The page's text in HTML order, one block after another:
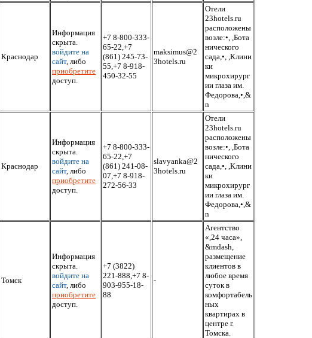
Краснодар
Информация
скрыта.
войдите на
сайт, либо
приобретите
доступ.
+7 8-800-333-
65-22,+7
(861) 245-73-
55,+7 8-918-
450-32-55
maksimus@2
3hotels.ru
Отели
23hotels.ru
расположены
возле:•, ,Бота
нического
сада,•, ,Клини
ки
микрохирург
ии глаза им.
Федорова,•,&
n
Краснодар
Информация
скрыта.
войдите на
сайт, либо
приобретите
доступ.
+7 8-800-333-
65-22,+7
(861) 241-08-
07,+7 8-918-
272-56-33
slavyanka@2
3hotels.ru
Отели
23hotels.ru
расположены
возле:•, ,Бота
нического
сада,•, ,Клини
ки
микрохирург
ии глаза им.
Федорова,•,&
n
Томск
Информация
скрыта.
войдите на
сайт, либо
приобретите
доступ.
+7 (3822)
221-888,+7 8-
903-955-18-
88
-
Агентство
«,24 часа»,
&mdash,
размещение
клиентов в
любое время
суток в
комфортабель
ных
квартирах в
центре г.
Томска.